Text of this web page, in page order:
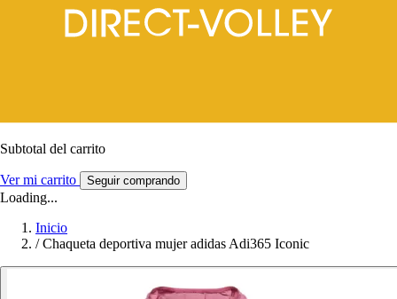
Subtotal del carrito
Ver mi carrito Seguir comprando
Loading...
Inicio
/ Chaqueta deportiva mujer adidas Adi365 Iconic